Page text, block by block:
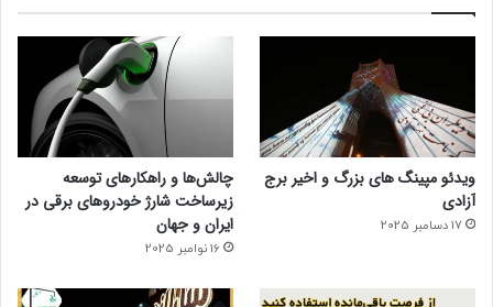
ویدئو مپینگ های بزرگ و اخیر برج
آزادی
17 دسامبر 2025
چالش‌ها و راهکارهای توسعه
زیرساخت شارژ خودروهای برقی در
ایران و جهان
16 نوامبر 2025